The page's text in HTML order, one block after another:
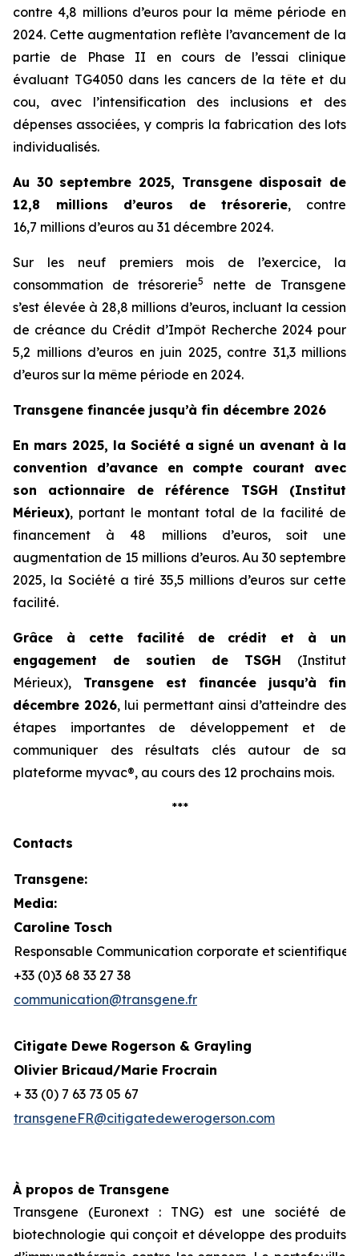
contre 4,8 millions d’euros pour la même période en
2024. Cette augmentation reflète l’avancement de la
partie de Phase II en cours de l’essai clinique
évaluant TG4050 dans les cancers de la tête et du
cou, avec l’intensification des inclusions et des
dépenses associées, y compris la fabrication des lots
individualisés.
Au 30 septembre 2025, Transgene disposait de
12,8 millions d’euros de trésorerie, contre
16,7 millions d’euros au 31 décembre 2024.
Sur les neuf premiers mois de l’exercice, la
consommation de trésorerie5
nette de Transgene
s’est élevée à 28,8 millions d’euros, incluant la cession
de créance du Crédit d’Impôt Recherche 2024 pour
5,2 millions d’euros en juin 2025, contre 31,3 millions
d’euros sur la même période en 2024.
Transgene financée jusqu’à fin décembre 2026
En mars 2025, la Société a signé un avenant à la
convention d’avance en compte courant avec
son actionnaire de référence TSGH (Institut
Mérieux), portant le montant total de la facilité de
financement à 48 millions d’euros, soit une
augmentation de 15 millions d’euros. Au 30 septembre
2025, la Société a tiré 35,5 millions d’euros sur cette
facilité.
Grâce à cette facilité de crédit et à un
engagement de soutien de TSGH (Institut
Mérieux), Transgene est financée jusqu’à fin
décembre 2026, lui permettant ainsi d’atteindre des
étapes importantes de développement et de
communiquer des résultats clés autour de sa
plateforme myvac®, au cours des 12 prochains mois.
***
Contacts
Transgene:
Media:
Caroline Tosch
Responsable Communication corporate et scientifique
+33 (0)3 68 33 27 38
communication@transgene.fr
Citigate Dewe Rogerson & Grayling
Olivier Bricaud/Marie Frocrain
+ 33 (0) 7 63 73 05 67
transgeneFR@citigatedewerogerson.com
À propos de Transgene
Transgene (Euronext : TNG) est une société de
biotechnologie qui conçoit et développe des produits